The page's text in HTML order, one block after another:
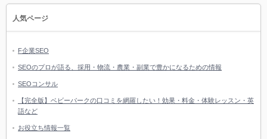
人気ページ
F企業SEO
SEOのプロが語る、採用・物流・農業・副業で豊かになるための情報
SEOコンサル
【完全版】ベビーパークの口コミを網羅したい！効果・料金・体験レッスン・英
語など
お役立ち情報一覧